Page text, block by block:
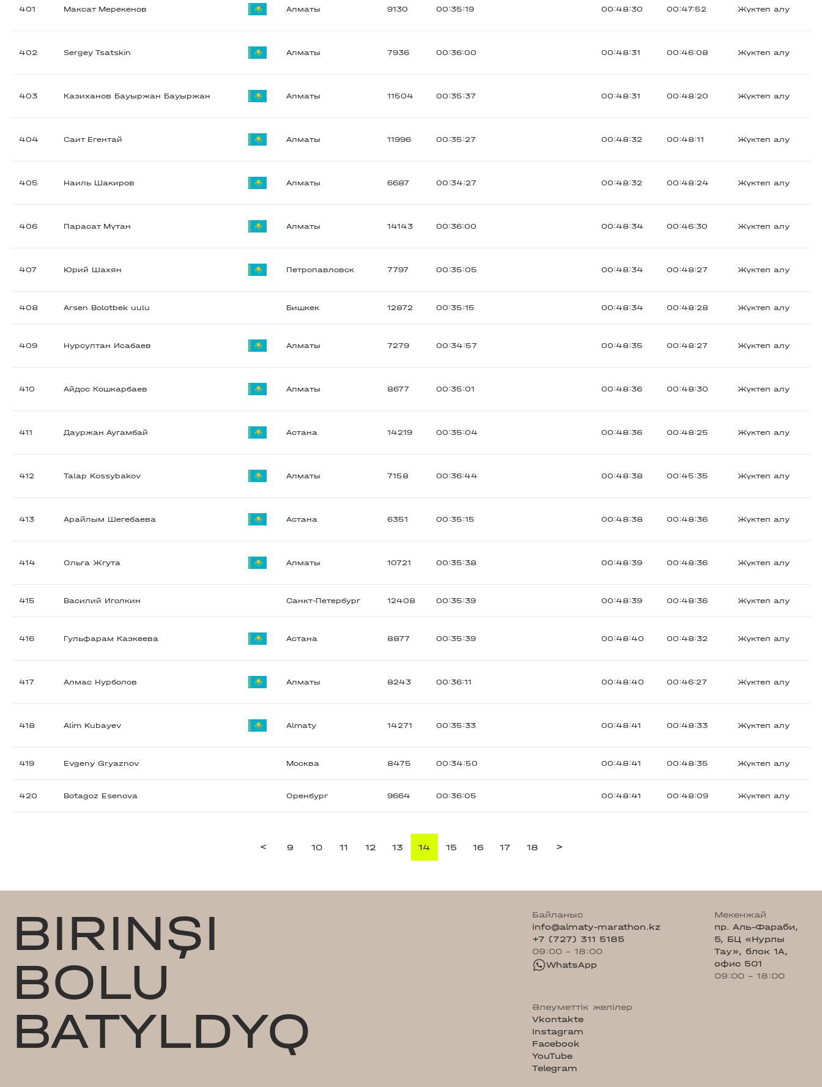
401 Максат Мерекенов Алматы 9130 00:35:19 00:48:30 00:47:52 Жүктеп алу
402 Sergey Tsatskin Алматы 7936 00:36:00 00:48:31 00:46:08 Жүктеп алу
403 Казиханов Бауыржан Бауыржан Алматы 11504 00:35:37 00:48:31 00:48:20 Жүктеп алу
404 Саит Егентай Алматы 11996 00:35:27 00:48:32 00:48:11 Жүктеп алу
405 Наиль Шакиров Алматы 6687 00:34:27 00:48:32 00:48:24 Жүктеп алу
406 Парасат Мүтан Алматы 14143 00:36:00 00:48:34 00:46:30 Жүктеп алу
407 Юрий Шахян Петропавловск 7797 00:35:05 00:48:34 00:48:27 Жүктеп алу
408 Arsen Bolotbek uulu Бишкек 12872 00:35:15 00:48:34 00:48:28 Жүктеп алу
409 Нурсултан Исабаев Алматы 7279 00:34:57 00:48:35 00:48:27 Жүктеп алу
410 Айдос Кошкарбаев Алматы 8677 00:35:01 00:48:36 00:48:30 Жүктеп алу
411 Дауржан Аугамбай Астана 14219 00:35:04 00:48:36 00:48:25 Жүктеп алу
412 Talap Kossybakov Алматы 7158 00:36:44 00:48:38 00:45:35 Жүктеп алу
413 Арайлым Шегебаева Астана 6351 00:35:15 00:48:38 00:48:36 Жүктеп алу
414 Ольга Жгута Алматы 10721 00:35:38 00:48:39 00:48:36 Жүктеп алу
415 Василий Иголкин Санкт-Петербург 12408 00:35:39 00:48:39 00:48:36 Жүктеп алу
416 Гульфарам Казкеева Астана 8877 00:35:39 00:48:40 00:48:32 Жүктеп алу
417 Алмас Нурболов Алматы 8243 00:36:11 00:48:40 00:46:27 Жүктеп алу
418 Alim Kubayev Almaty 14271 00:35:33 00:48:41 00:48:33 Жүктеп алу
419 Evgeny Gryaznov Москва 8475 00:34:50 00:48:41 00:48:35 Жүктеп алу
420 Botagoz Esenova Оренбург 9664 00:36:05 00:48:41 00:48:09 Жүктеп алу
< 9 10 11 12 13 14 15 16 17 18 >
BIRINŞI
BOLU
BATYLDYQ
Байланыс
info@almaty-marathon.kz
+7 (727) 311 5185
09:00 - 18:00
WhatsApp
Мекенжай
пр. Аль-Фараби,
5, БЦ «Нурлы
Тау», блок 1А,
офис 501
09:00 - 18:00
Әлеуметтік желілер
Vkontakte
Instagram
Facebook
YouTube
Telegram